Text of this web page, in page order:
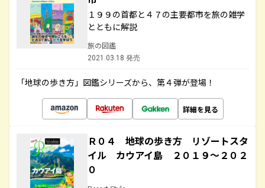
１９９の首都と４７の主要都市を旅の雑学
とともに解説
旅の図鑑
2021.03.18 発売
「地球の歩き方」図鑑シリーズから、第４弾が登場！
詳細を見る
Ｒ０４ 地球の歩き方 リゾートスタ
イル カウアイ島 ２０１９～２０２
０